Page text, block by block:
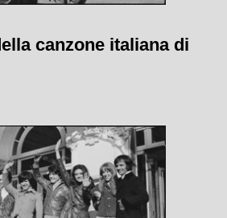
canzone italiana di